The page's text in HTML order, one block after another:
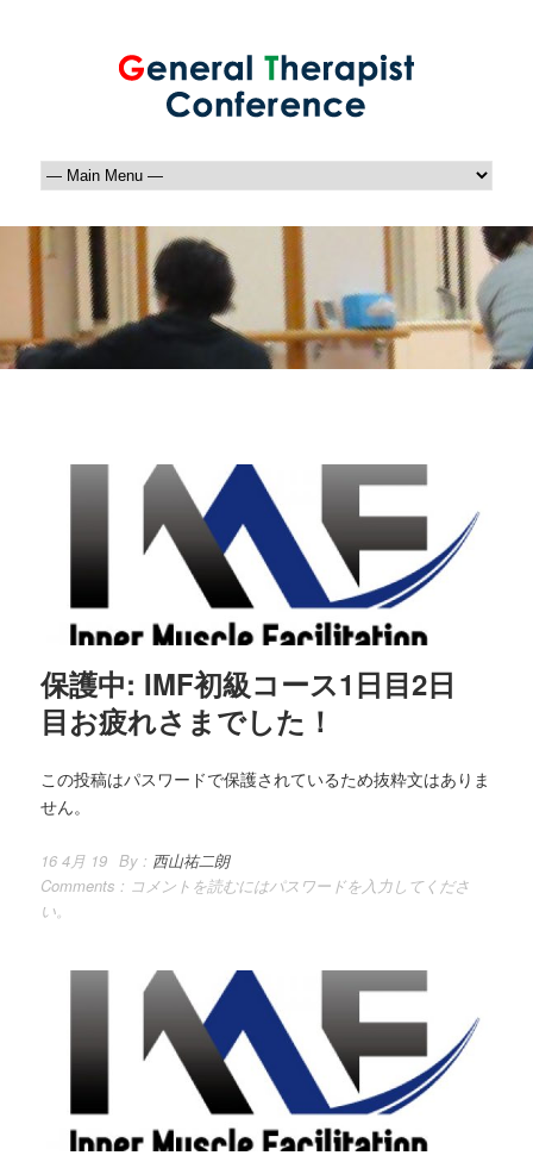
保護中: IMF初級コース1日目2日
目お疲れさまでした！
この投稿はパスワードで保護されているため抜粋文はありま
せん。
16 4月 19 By : 西山祐二朗
Comments : コメントを読むにはパスワードを入力してくださ
い。